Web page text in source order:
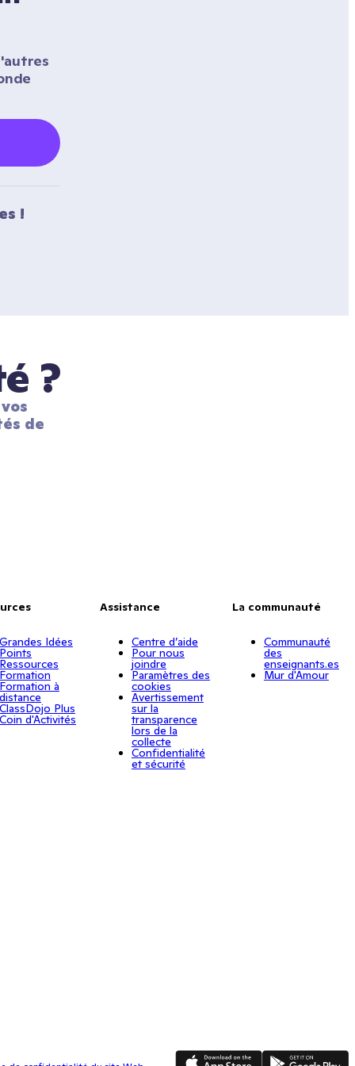
!
?
de
Idées
à
Plus
d'Activités
Assistance
Centre d’aide
Pour nous
joindre
Paramètres des
cookies
Avertissement
sur la
transparence
lors de la
collecte
Confidentialité
et sécurité
La communauté
Communauté
des
enseignants.es
Mur d'Amour
App Store Google Play